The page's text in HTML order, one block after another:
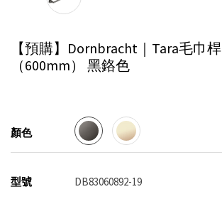
【預購】Dornbracht｜Tara毛巾桿
（600mm） 黑鉻色
顏色
型號 DB83060892-19